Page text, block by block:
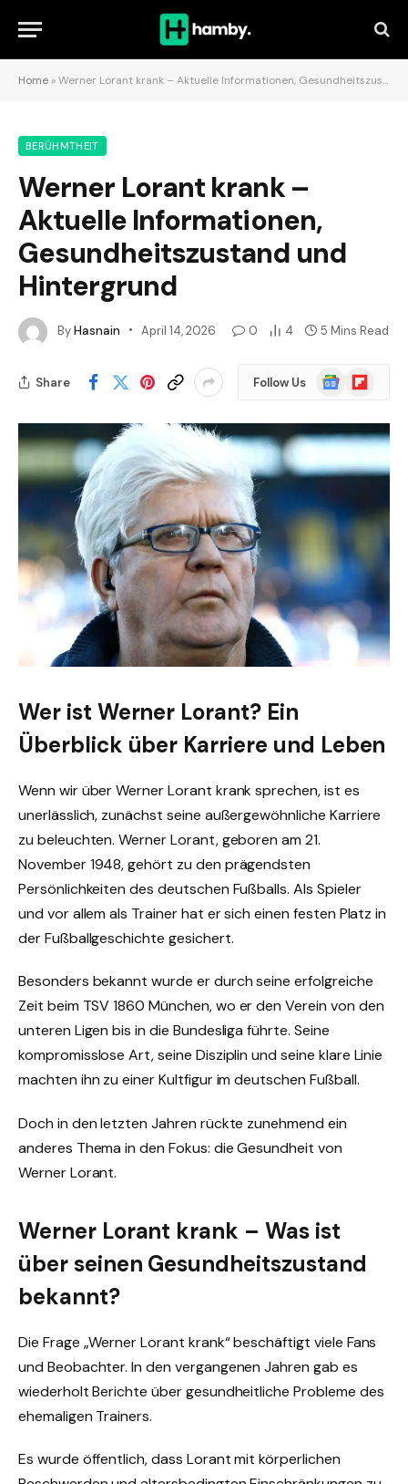
Home »Werner Lorant krank – Aktuelle Informationen, Gesundheitszustand und Hintergrund
BERÜHMTHEIT
Werner Lorant krank –
Aktuelle Informationen,
Gesundheitszustand und
Hintergrund
ByHasnain April 14, 2026 0 4 5 Mins Read
Share Follow Us
Google
News
Flipboard
Wer ist Werner Lorant? Ein
Überblick über Karriere und Leben
Wenn wir über Werner Lorant krank sprechen, ist es
unerlässlich, zunächst seine außergewöhnliche Karriere
zu beleuchten. Werner Lorant, geboren am 21.
November 1948, gehört zu den prägendsten
Persönlichkeiten des deutschen Fußballs. Als Spieler
und vor allem als Trainer hat er sich einen festen Platz in
der Fußballgeschichte gesichert.
Besonders bekannt wurde er durch seine erfolgreiche
Zeit beim TSV 1860 München, wo er den Verein von den
unteren Ligen bis in die Bundesliga führte. Seine
kompromisslose Art, seine Disziplin und seine klare Linie
machten ihn zu einer Kultfigur im deutschen Fußball.
Doch in den letzten Jahren rückte zunehmend ein
anderes Thema in den Fokus: die Gesundheit von
Werner Lorant.
Werner Lorant krank – Was ist
über seinen Gesundheitszustand
bekannt?
Die Frage „Werner Lorant krank“ beschäftigt viele Fans
und Beobachter. In den vergangenen Jahren gab es
wiederholt Berichte über gesundheitliche Probleme des
ehemaligen Trainers.
Es wurde öffentlich, dass Lorant mit körperlichen